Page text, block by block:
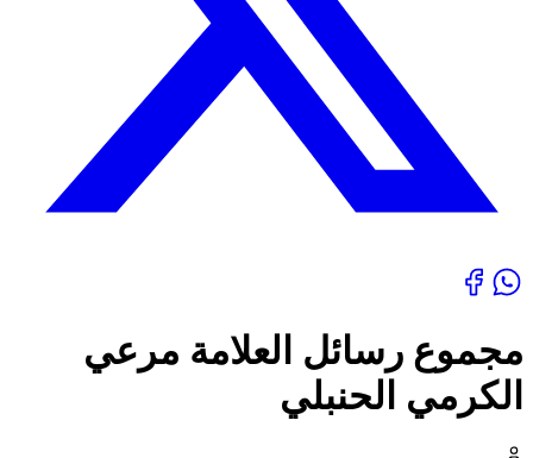
مجموع رسائل العلامة مرعي
الكرمي الحنبلي